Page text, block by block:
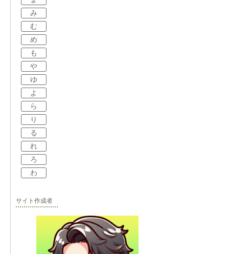
み
む
め
も
や
ゆ
よ
ら
り
る
れ
ろ
わ
サイト作成者